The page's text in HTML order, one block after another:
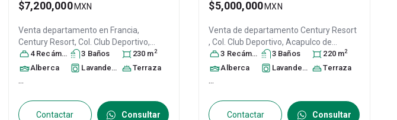
$7,200,000 MXN
Venta departamento en Francia,
Century Resort, Col. Club Deportivo,
Acapulco de Juárez, Guerrero, México
C.P. 39690, ID: 20074678
4 Recámara s 3 Baños 230 m2
Alberca Lavandería Terraza
...
Contactar Consultar
$5,000,000 MXN
Venta de departamentoCentury Resort
, Col. Club Deportivo,Acapulco de
Juárez, Guerrero, México , C.P. 39690, ID:
26465251
3 Recámara s 3 Baños 220 m2
Alberca Lavandería Terraza
...
Contactar Consultar